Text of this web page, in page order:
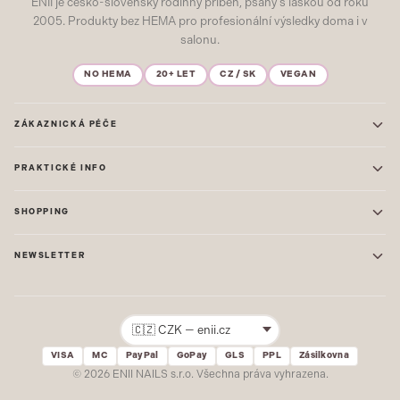
2005. Produkty bez HEMA pro profesionální výsledky doma i v
salonu.
NO HEMA 20+ LET CZ / SK VEGAN
ZÁKAZNICKÁ PÉČE
Časté dotazy
Mapa stránek
PRAKTICKÉ INFO
Prodejna: Uherské Hradiště
Ochrana osobních údajů
SHOPPING
GEL LAKY
NEWSLETTER
Žádný spam. Odhlásit se lze kdykoliv.
© 2026 ENII NAILS s.r.o. Všechna práva vyhrazena.
VISA MC PayPal GoPay GLS PPL Zásilkovna